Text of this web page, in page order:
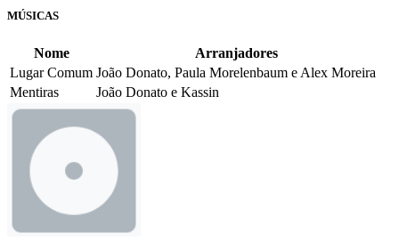
MÚSICAS
Nome
Arranjadores
Lugar Comum João Donato, Paula Morelenbaum e Alex Moreira
Mentiras
João Donato e Kassin